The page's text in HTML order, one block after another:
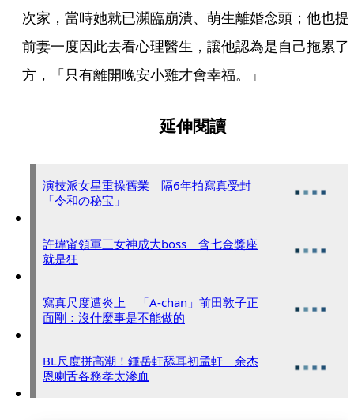
次家，當時她就已瀕臨崩潰、萌生離婚念頭；他也提
前妻一度因此去看心理醫生，讓他認為是自己拖累了
方，「只有離開晚安小雞才會幸福。」
延伸閱讀
演技派女星重操舊業 隔6年拍寫真受封
「令和の秘宝」
許瑋甯領軍三女神成大boss 含七金獎座
就是狂
寫真尺度遭炎上 「A-chan」前田敦子正
面剛：沒什麼事是不能做的
BL尺度拼高潮！鍾岳軒舔耳初孟軒 余杰
恩喇舌各務孝太滲血